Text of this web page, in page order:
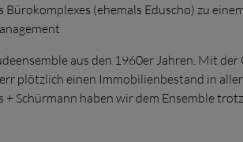
(ehemals Eduscho) zu
aus den 1960er Jahren. Mit
plötzlich einen Immobilienbestand in
Schürmann haben wir dem Ensemble